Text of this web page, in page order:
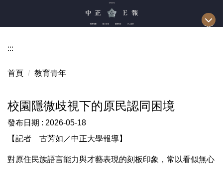
區
:::
首頁 教育青年
校園隱微歧視下的原民認同困境
發布日期 : 2026-05-18
【記者 古芳如／中正大學報導】
對原住民族語言能力與才藝表現的刻板印象，常以看似無心